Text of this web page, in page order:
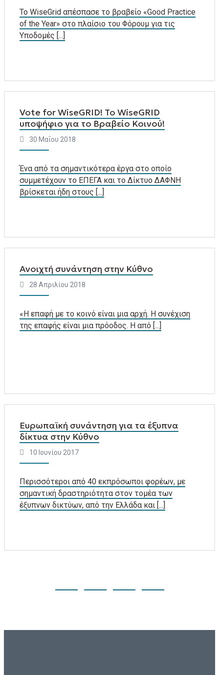
Το WiseGrid απέσπασε το βραβείο «Good Practice
of the Year» στο πλαίσιο του Φόρουμ για τις
Υποδομές [...]
Vote for WiseGRID! Το WiseGRID
υποψήφιο για το Βραβείο Κοινού!
30 Μαΐου 2018
Ένα από τα σημαντικότερα έργα στο οποίο
συμμετέχουν το ΕΠΕΓΑ και το Δίκτυο ΔΑΦΝΗ
βρίσκεται ήδη στους [...]
Ανοιχτή συνάντηση στην Κύθνο
28 Απριλίου 2018
«Η επαφή με το κοινό είναι μια αρχή. Η συνέχιση
της επαφής είναι μια πρόοδος. Η από [...]
Ευρωπαϊκή συνάντηση για τα έξυπνα
δίκτυα στην Κύθνο
10 Ιουνίου 2017
Περισσότεροι από 40 εκπρόσωποι φορέων, με
σημαντική δραστηριότητα στον τομέα των
έξυπνων δικτύων, από την Ελλάδα και [...]